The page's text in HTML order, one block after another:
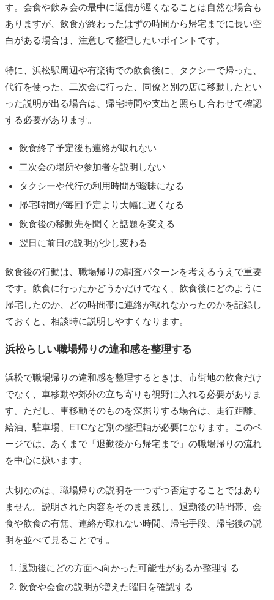
す。会食や飲み会の最中に返信が遅くなることは自然な場合も
ありますが、飲食が終わったはずの時間から帰宅までに長い空
白がある場合は、注意して整理したいポイントです。
特に、浜松駅周辺や有楽街での飲食後に、タクシーで帰った、
代行を使った、二次会に行った、同僚と別の店に移動したとい
った説明が出る場合は、帰宅時間や支出と照らし合わせて確認
する必要があります。
飲食終了予定後も連絡が取れない
二次会の場所や参加者を説明しない
タクシーや代行の利用時間が曖昧になる
帰宅時間が毎回予定より大幅に遅くなる
飲食後の移動先を聞くと話題を変える
翌日に前日の説明が少し変わる
飲食後の行動は、職場帰りの調査パターンを考えるうえで重要
です。飲食に行ったかどうかだけでなく、飲食後にどのように
帰宅したのか、どの時間帯に連絡が取れなかったのかを記録し
ておくと、相談時に説明しやすくなります。
浜松らしい職場帰りの違和感を整理する
浜松で職場帰りの違和感を整理するときは、市街地の飲食だけ
でなく、車移動や郊外の立ち寄りも視野に入れる必要がありま
す。ただし、車移動そのものを深掘りする場合は、走行距離、
給油、駐車場、ETCなど別の整理軸が必要になります。このペ
ージでは、あくまで「退勤後から帰宅まで」の職場帰りの流れ
を中心に扱います。
大切なのは、職場帰りの説明を一つずつ否定することではあり
ません。説明された内容をそのまま残し、退勤後の時間帯、会
食や飲食の有無、連絡が取れない時間、帰宅手段、帰宅後の説
明を並べて見ることです。
退勤後にどの方面へ向かった可能性があるか整理する
飲食や会食の説明が増えた曜日を確認する